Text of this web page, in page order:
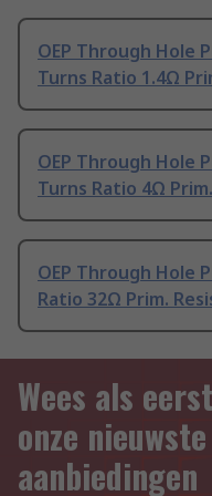
OEP Through Hole
Turns Ratio 1.4Ω
OEP Through Hole
Turns Ratio 4Ω
OEP Through Hole
Ratio 32Ω Prim.
Wees als
onze
aanbiedingen